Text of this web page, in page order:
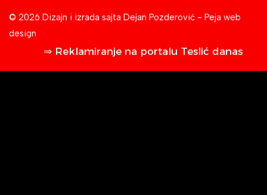
© 2026 Dizajn i izrada sajta Dejan Pozderović - Peja web
design
⇒ Reklamiranje na portalu Teslić danas